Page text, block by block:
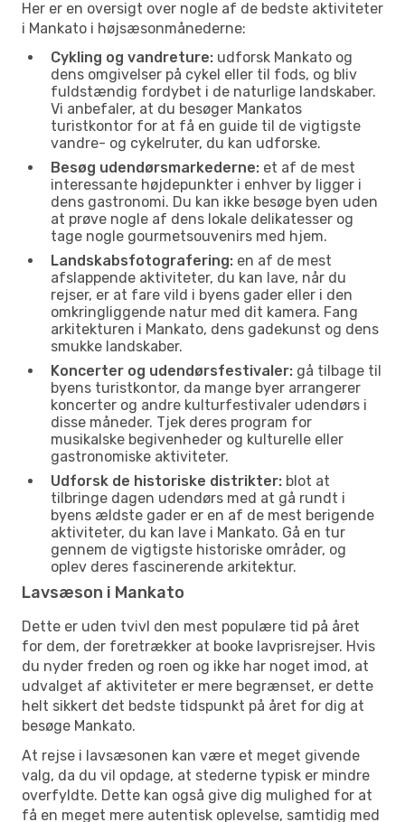
Her er en oversigt over nogle af de bedste aktiviteter
i Mankato i højsæsonmånederne:
Cykling og vandreture: udforsk Mankato og
dens omgivelser på cykel eller til fods, og bliv
fuldstændig fordybet i de naturlige landskaber.
Vi anbefaler, at du besøger Mankatos
turistkontor for at få en guide til de vigtigste
vandre- og cykelruter, du kan udforske.
Besøg udendørsmarkederne: et af de mest
interessante højdepunkter i enhver by ligger i
dens gastronomi. Du kan ikke besøge byen uden
at prøve nogle af dens lokale delikatesser og
tage nogle gourmetsouvenirs med hjem.
Landskabsfotografering: en af de mest
afslappende aktiviteter, du kan lave, når du
rejser, er at fare vild i byens gader eller i den
omkringliggende natur med dit kamera. Fang
arkitekturen i Mankato, dens gadekunst og dens
smukke landskaber.
Koncerter og udendørsfestivaler: gå tilbage til
byens turistkontor, da mange byer arrangerer
koncerter og andre kulturfestivaler udendørs i
disse måneder. Tjek deres program for
musikalske begivenheder og kulturelle eller
gastronomiske aktiviteter.
Udforsk de historiske distrikter: blot at
tilbringe dagen udendørs med at gå rundt i
byens ældste gader er en af de mest berigende
aktiviteter, du kan lave i Mankato. Gå en tur
gennem de vigtigste historiske områder, og
oplev deres fascinerende arkitektur.
Lavsæson i Mankato
Dette er uden tvivl den mest populære tid på året
for dem, der foretrækker at booke lavprisrejser. Hvis
du nyder freden og roen og ikke har noget imod, at
udvalget af aktiviteter er mere begrænset, er dette
helt sikkert det bedste tidspunkt på året for dig at
besøge Mankato.
At rejse i lavsæsonen kan være et meget givende
valg, da du vil opdage, at stederne typisk er mindre
overfyldte. Dette kan også give dig mulighed for at
få en meget mere autentisk oplevelse, samtidig med